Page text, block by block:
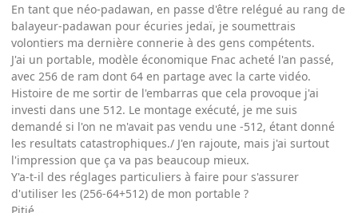
En tant que néo-padawan, en passe d'être relégué au rang de
balayeur-padawan pour écuries jedaï, je soumettrais
volontiers ma dernière connerie à des gens compétents.
J'ai un portable, modèle économique Fnac acheté l'an passé,
avec 256 de ram dont 64 en partage avec la carte vidéo.
Histoire de me sortir de l'embarras que cela provoque j'ai
investi dans une 512. Le montage exécuté, je me suis
demandé si l'on ne m'avait pas vendu une -512, étant donné
les resultats catastrophiques./ J'en rajoute, mais j'ai surtout
l'impression que ça va pas beaucoup mieux.
Y'a-t-il des réglages particuliers à faire pour s'assurer
d'utiliser les (256-64+512) de mon portable ?
Pitié...